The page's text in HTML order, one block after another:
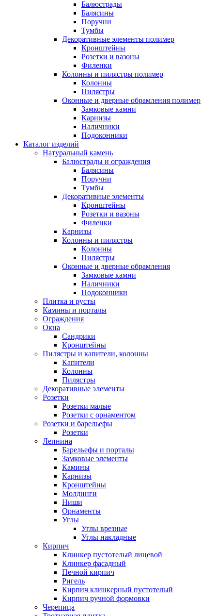
Балюстрады
Балясины
Поручни
Тумбы
Декоративные элементы полимер
Кронштейны
Розетки и вазоны
Филенки
Колонны и пилястры полимер
Колонны
Пилястры
Оконные и дверные обрамления полимер
Замковые камни
Карнизы
Наличники
Подоконники
Каталог изделий
Натуральный камень
Балюстрады и ограждения
Балясины
Поручни
Тумбы
Декоративные элементы
Кронштейны
Розетки и вазоны
Филенки
Карнизы
Колонны и пилястры
Колонны
Пилястры
Оконные и дверные обрамления
Замковые камни
Наличники
Подоконники
Плитка и русты
Камины и порталы
Ограждения
Окна
Сандрики
Кронштейны
Пилястры и капители, колонны
Капители
Колонны
Пилястры
Декоративные элементы
Розетки
Розетки малые
Розетки с орнаментом
Розетки и барельефы
Розетки
Лепнина
Барельефы и порталы
Замковые элементы
Камины
Карнизы
Кронштейны
Молдинги
Ниши
Орнаменты
Углы
Углы врезные
Углы накладные
Кирпич
Клинкер пустотелый лицевой
Клинкер фасадный
Печной кирпич
Ригель
Кирпич клинкерный пустотелый
Кирпич ручной формовки
Черепица